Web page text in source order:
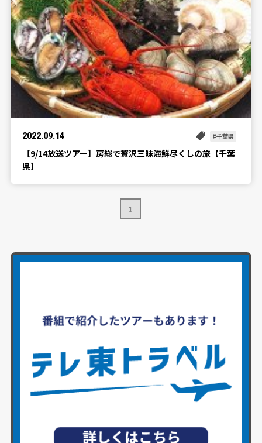
2022.09.14 千葉県
【9/14放送ツアー】房総で贅沢三昧海鮮尽くしの旅【千葉
県】
1